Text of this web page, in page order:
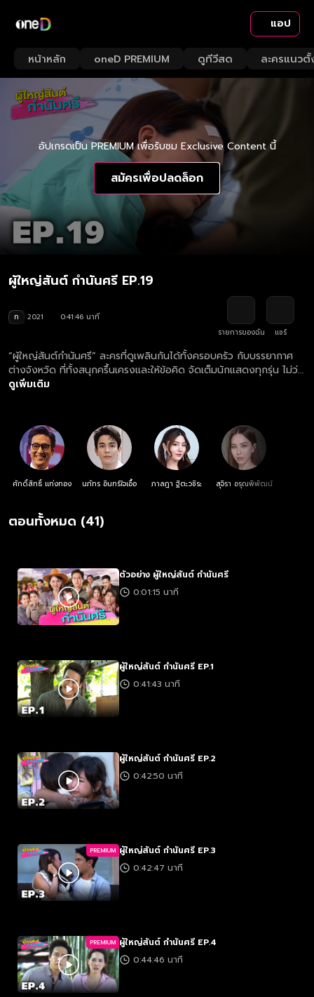
แอป
หน้าหลัก oneD PREMIUM ดูทีวีสด ละครแนวตั้
อัปเกรดเป็น PREMIUM เพื่อรับชม Exclusive Content นี้
สมัครเพื่อปลดล็อก
ผู้ใหญ่สันต์ กำนันศรี EP.19
ท 2021
0:41:46 นาที
รายการของฉัน
แชร์
“ผู้ใหญ่สันต์กํานันศรี” ละครที่ดูเพลินกันได้ทั้งครอบครัว กับบรรยากาศ
ต่างจังหวัด ที่ทั้งสนุกครื้นเครงและให้ข้อคิด จัดเต็มนักแสดงทุกรุ่น ไม่ว่า
จะเป็นรุ่นใหญ่อย่าง “แท่ง ศักดิ์สิทธิ์” กับ “นุ้ย สุจิรา” และรุ่นเล็กอย่าง
ครอบครัวผู้นำชุมชนคู่กัด ที่ต้องเผชิญหน้ากับเจ้าของโรงสีผู้ไม่ยอมให้
ชุมชนพัฒนาเพราะขัดกับผลประโยชน์ของตนเอง นี่คือการต่อสู้ของชาว
บ้านที่จะไม่ยอมศิโรราบต่อเหล่านายทุนตัวร้าย
ดูเพิ่มเติม
ศักดิ์สิทธิ์ แท่งทอง นภัทร อินทร์ใจเอื้อ ภาลฎา ฐิตะวชิระ สุจิรา อรุณพิพัฒน์
ตอนทั้งหมด (41)
ตัวอย่าง ผู้ใหญ่สันต์ กำนันศรี
0:01:15 นาที
ผู้ใหญ่สันต์ กำนันศรี EP.1
0:41:43 นาที
ผู้ใหญ่สันต์ กำนันศรี EP.2
0:42:50 นาที
PREMIUM ผู้ใหญ่สันต์ กำนันศรี EP.3
0:42:47 นาที
PREMIUM ผู้ใหญ่สันต์ กำนันศรี EP.4
0:44:46 นาที